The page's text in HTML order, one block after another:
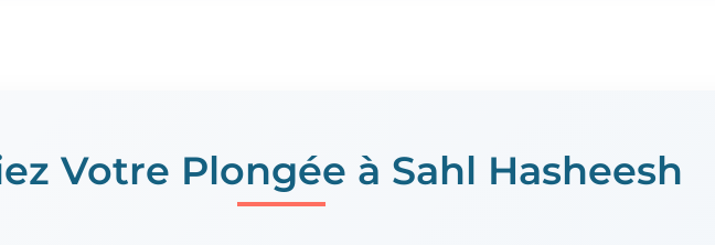
Votre Plongée à Sahl Hasheesh